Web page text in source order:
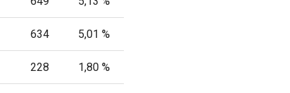
634 5,01 %
228 1,80 %